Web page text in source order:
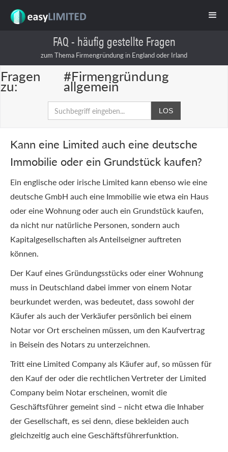
FAQ - häufig gestellte Fragen
zum Thema Firmengründung in England oder Irland
Fragen
zu:
#Firmengründung
allgemein
Kann eine Limited auch eine deutsche
Immobilie oder ein Grundstück kaufen?
Ein englische oder irische Limited kann ebenso wie eine
deutsche GmbH auch eine Immobilie wie etwa ein Haus
oder eine Wohnung oder auch ein Grundstück kaufen,
da nicht nur natürliche Personen, sondern auch
Kapitalgesellschaften als Anteilseigner auftreten
können.
Der Kauf eines Gründungsstücks oder einer Wohnung
muss in Deutschland dabei immer von einem Notar
beurkundet werden, was bedeutet, dass sowohl der
Käufer als auch der Verkäufer persönlich bei einem
Notar vor Ort erscheinen müssen, um den Kaufvertrag
in Beisein des Notars zu unterzeichnen.
Tritt eine Limited Company als Käufer auf, so müssen für
den Kauf der oder die rechtlichen Vertreter der Limited
Company beim Notar erscheinen, womit die
Geschäftsführer gemeint sind – nicht etwa die Inhaber
der Gesellschaft, es sei denn, diese bekleiden auch
gleichzeitig auch eine Geschäftsführerfunktion.